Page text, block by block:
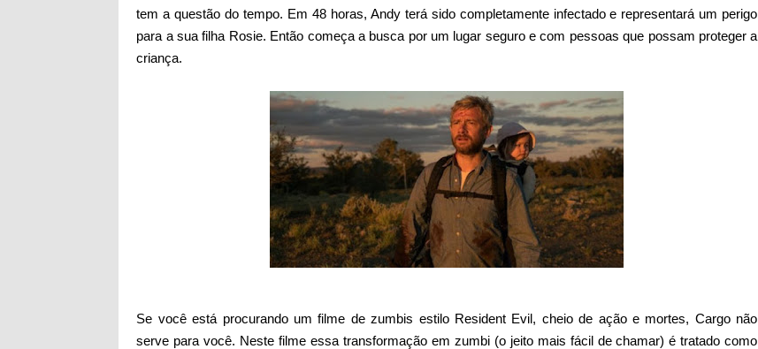
tem a questão do tempo. Em 48 horas, Andy terá sido completamente infectado e representará um perigo
para a sua filha Rosie. Então começa a busca por um lugar seguro e com pessoas que possam proteger a
criança.
Se você está procurando um filme de zumbis estilo Resident Evil, cheio de ação e mortes, Cargo não
serve para você. Neste filme essa transformação em zumbi (o jeito mais fácil de chamar) é tratado como